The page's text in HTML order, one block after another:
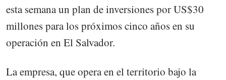
esta semana un plan de inversiones por US$30
millones para los próximos cinco años en su
operación en El Salvador.
La empresa, que opera en el territorio bajo la